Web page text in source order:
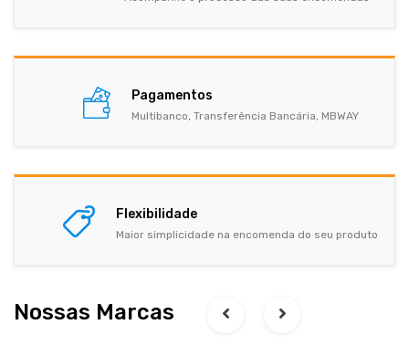
Pagamentos
Multibanco, Transferência Bancária, MBWAY
Flexibilidade
Maior simplicidade na encomenda do seu produto
Nossas Marcas